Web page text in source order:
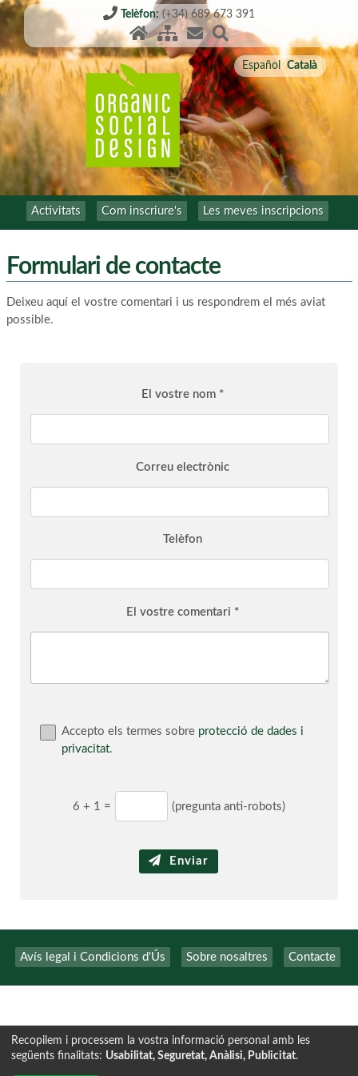
Telèfon: (+34) 689 673 391
Español Català
Activitats Com inscriure's Les meves inscripcions
Formulari de contacte
Deixeu aquí el vostre comentari i us respondrem el més aviat
possible.
El vostre nom *
Correu electrònic
Telèfon
El vostre comentari *
Accepto els termes sobre protecció de dades i
privacitat.
6 + 1 = (pregunta anti-robots)
Enviar
Avís legal i Condicions d'Ús Sobre nosaltres Contacte
Tecnología exclusiva deINSCRIPCION.ONLINE
Recopilem i processem la vostra informació personal amb les
següents finalitats: Usabilitat, Seguretat, Anàlisi, Publicitat.